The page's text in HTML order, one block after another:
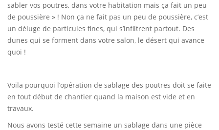
sabler vos poutres, dans votre habitation mais ça fait un peu
de poussière » ! Non ça ne fait pas un peu de poussière, c’est
un déluge de particules fines, qui s’infiltrent partout. Des
dunes qui se forment dans votre salon, le désert qui avance
quoi !
Voila pourquoi l’opération de sablage des poutres doit se faite
en tout début de chantier quand la maison est vide et en
travaux.
Nous avons testé cette semaine un sablage dans une pièce